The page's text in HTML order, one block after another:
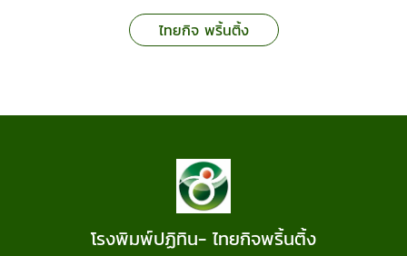
ไทยกิจ พริ้นติ้ง
โรงพิมพ์ปฏิทิน- ไทยกิจพริ้นติ้ง